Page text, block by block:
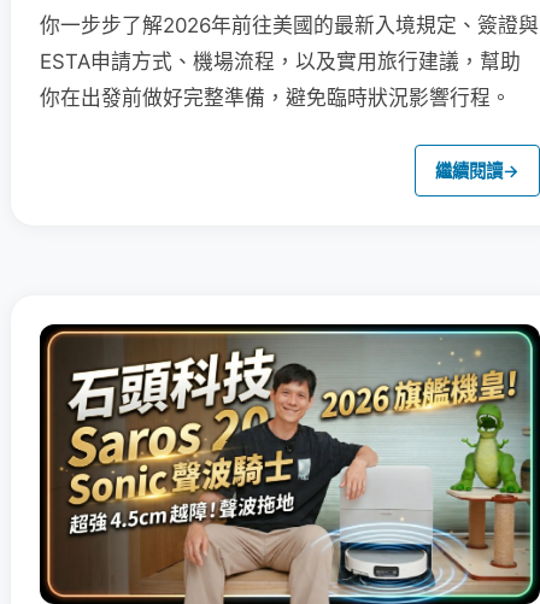
你一步步了解2026年前往美國的最新入境規定、簽證與
ESTA申請方式、機場流程，以及實用旅行建議，幫助
你在出發前做好完整準備，避免臨時狀況影響行程。
繼續閱讀→